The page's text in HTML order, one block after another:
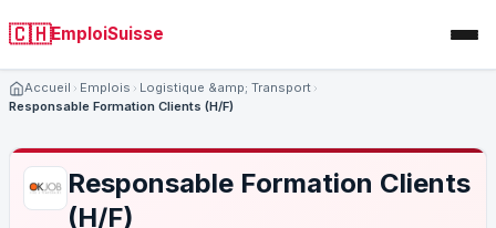
🇨🇭EmploiSuisse
Accueil Emplois
Logistique &amp; Transport
Responsable Formation Clients (H/F)
Responsable Formation Clients
(H/F)